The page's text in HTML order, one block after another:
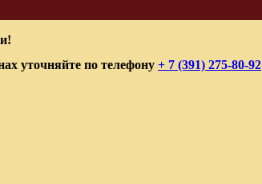
уточняйте по телефону + 7 (391) 275-80-92